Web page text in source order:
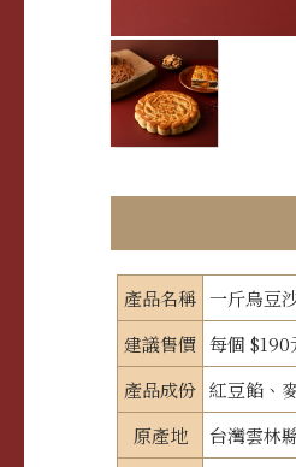
聯絡
產品名稱 一斤烏豆
建議售價 每個 $190
產品成份 紅豆餡、
原產地
台灣雲林